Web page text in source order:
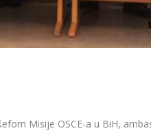
Misije OSCE-a u BiH,